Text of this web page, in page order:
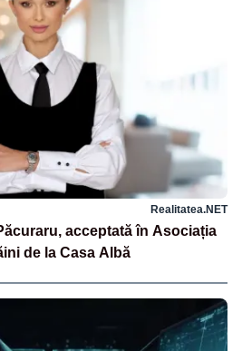
Realitatea.NET
acceptată în Asociația
de la Casa Albă